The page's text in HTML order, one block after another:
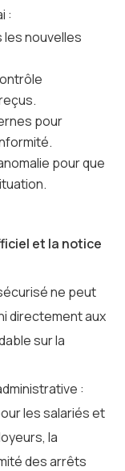
:
nouvelles
pour
pour que
et la notice
ne peut
directement aux
sur la
:
les salariés et
la
des arrêts